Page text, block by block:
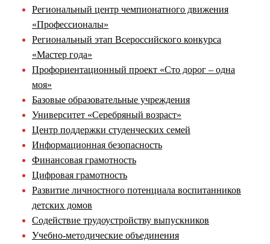
Региональный центр чемпионатного движения
«Профессионалы»
Региональный этап Всероссийского конкурса
«Мастер года»
Профориентационный проект «Сто дорог – одна
моя»
Базовые образовательные учреждения
Университет «Серебряный возраст»
Центр поддержки студенческих семей
Информационная безопасность
Финансовая грамотность
Цифровая грамотность
Развитие личностного потенциала воспитанников
детских домов
Содействие трудоустройству выпускников
Учебно-методические объединения